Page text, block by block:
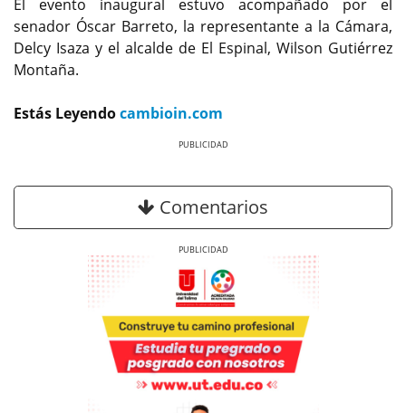
El evento inaugural estuvo acompañado por el
senador Óscar Barreto, la representante a la Cámara,
Delcy Isaza y el alcalde de El Espinal, Wilson Gutiérrez
Montaña.
Estás Leyendocambioin.com
Comentarios